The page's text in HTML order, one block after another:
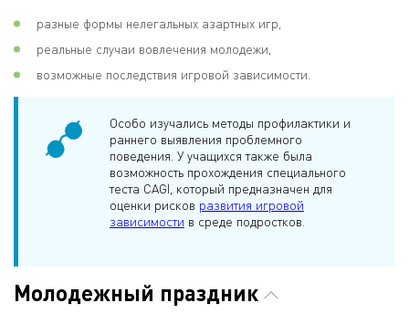
разные формы нелегальных азартных игр,
реальные случаи вовлечения молодежи,
возможные последствия игровой зависимости.
Особо изучались методы профилактики и
раннего выявления проблемного
поведения. У учащихся также была
возможность прохождения специального
теста CAGI, который предназначен для
оценки рисков развития игровой
зависимости в среде подростков.
Молодежный праздник